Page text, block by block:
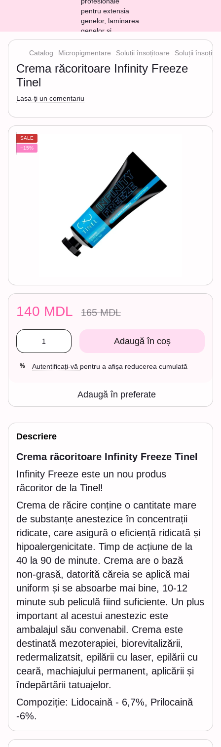
Catalog Micropigmentare Soluții însoțitoare Soluții
Crema răcoritoare Infinity Freeze
Tinel
Lasa-ți un comentariu
SALE
−15%
140 MDL 165 MDL
Adaugă în coș
% Autentificați-vă pentru a afișa reducerea cumulată
Adaugă în preferate
Descriere
Crema răcoritoare Infinity Freeze Tinel
Infinity Freeze este un nou produs
răcoritor de la Tinel!
Crema de răcire conține o cantitate mare
de substanțe anestezice în concentrații
ridicate, care asigură o eficiență ridicată și
hipoalergenicitate. Timp de acțiune de la
40 la 90 de minute. Crema are o bază
non-grasă, datorită căreia se aplică mai
uniform și se absoarbe mai bine, 10-12
minute sub peliculă fiind suficiente. Un plus
important al acestui anestezic este
ambalajul său convenabil. Crema este
destinată mezoterapiei, biorevitalizării,
redermalizatsit, epilării cu laser, epilării cu
ceară, machiajului permanent, aplicării și
îndepărtării tatuajelor.
Compoziție: Lidocaină - 6,7%, Prilocaină
-6%.